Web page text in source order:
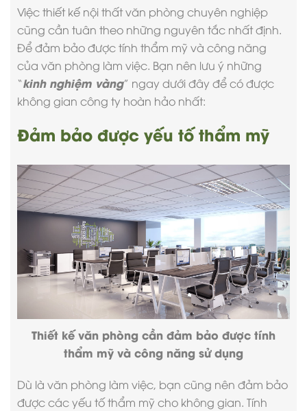
Việcthiết kế nội thất văn phòng chuyên nghiệp
cũng cần tuân theo những nguyên tắc nhất định.
Để đảm bảo được tính thẩm mỹ và công năng
của văn phòng làm việc. Bạn nên lưu ý những
“kinh nghiệm vàng” ngay dưới đây để có được
không gian công ty hoàn hảo nhất:
Đảm bảo được yếu tố thẩm mỹ
Thiết kế văn phòng cần đảm bảo được tính
thẩm mỹ và công năng sử dụng
Dù là văn phòng làm việc, bạn cũng nên đảm bảo
được các yếu tố thẩm mỹ cho không gian. Tính